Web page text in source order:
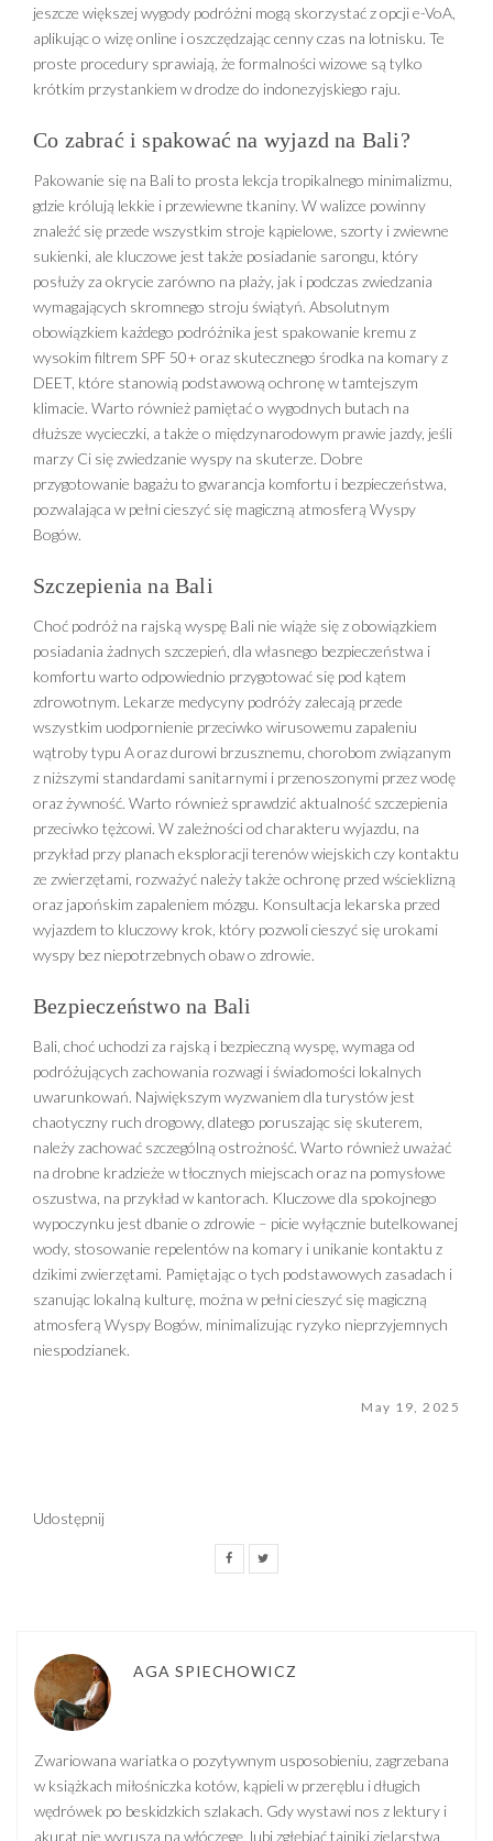
May 19, 2025
jeszcze większej wygody podróżni mogą skorzystać z opcji e-VoA,
aplikując o wizę online i oszczędzając cenny czas na lotnisku. Te
proste procedury sprawiają, że formalności wizowe są tylko
krótkim przystankiem w drodze do indonezyjskiego raju.
Co zabrać i spakować na wyjazd na Bali?
Pakowanie się na Bali to prosta lekcja tropikalnego minimalizmu,
gdzie królują lekkie i przewiewne tkaniny. W walizce powinny
znaleźć się przede wszystkim stroje kąpielowe, szorty i zwiewne
sukienki, ale kluczowe jest także posiadanie sarongu, który
posłuży za okrycie zarówno na plaży, jak i podczas zwiedzania
wymagających skromnego stroju świątyń. Absolutnym
obowiązkiem każdego podróżnika jest spakowanie kremu z
wysokim filtrem SPF 50+ oraz skutecznego środka na komary z
DEET, które stanowią podstawową ochronę w tamtejszym
klimacie. Warto również pamiętać o wygodnych butach na
dłuższe wycieczki, a także o międzynarodowym prawie jazdy, jeśli
marzy Ci się zwiedzanie wyspy na skuterze. Dobre
przygotowanie bagażu to gwarancja komfortu i bezpieczeństwa,
pozwalająca w pełni cieszyć się magiczną atmosferą Wyspy
Bogów.
Szczepienia na Bali
Choć podróż na rajską wyspę Bali nie wiąże się z obowiązkiem
posiadania żadnych szczepień, dla własnego bezpieczeństwa i
komfortu warto odpowiednio przygotować się pod kątem
zdrowotnym. Lekarze medycyny podróży zalecają przede
wszystkim uodpornienie przeciwko wirusowemu zapaleniu
wątroby typu A oraz durowi brzusznemu, chorobom związanym
z niższymi standardami sanitarnymi i przenoszonymi przez wodę
oraz żywność. Warto również sprawdzić aktualność szczepienia
przeciwko tężcowi. W zależności od charakteru wyjazdu, na
przykład przy planach eksploracji terenów wiejskich czy kontaktu
ze zwierzętami, rozważyć należy także ochronę przed wścieklizną
oraz japońskim zapaleniem mózgu. Konsultacja lekarska przed
wyjazdem to kluczowy krok, który pozwoli cieszyć się urokami
wyspy bez niepotrzebnych obaw o zdrowie.
Bezpieczeństwo na Bali
Bali, choć uchodzi za rajską i bezpieczną wyspę, wymaga od
podróżujących zachowania rozwagi i świadomości lokalnych
uwarunkowań. Największym wyzwaniem dla turystów jest
chaotyczny ruch drogowy, dlatego poruszając się skuterem,
należy zachować szczególną ostrożność. Warto również uważać
na drobne kradzieże w tłocznych miejscach oraz na pomysłowe
oszustwa, na przykład w kantorach. Kluczowe dla spokojnego
wypoczynku jest dbanie o zdrowie – picie wyłącznie butelkowanej
wody, stosowanie repelentów na komary i unikanie kontaktu z
dzikimi zwierzętami. Pamiętając o tych podstawowych zasadach i
szanując lokalną kulturę, można w pełni cieszyć się magiczną
atmosferą Wyspy Bogów, minimalizując ryzyko nieprzyjemnych
niespodzianek.
Udostępnij
AGA SPIECHOWICZ
Zwariowana wariatka o pozytywnym usposobieniu, zagrzebana
w książkach miłośniczka kotów, kąpieli w przeręblu i długich
wędrówek po beskidzkich szlakach. Gdy wystawi nos z lektury i
akurat nie wyrusza na włóczęgę, lubi zgłębiać tajniki zielarstwa,